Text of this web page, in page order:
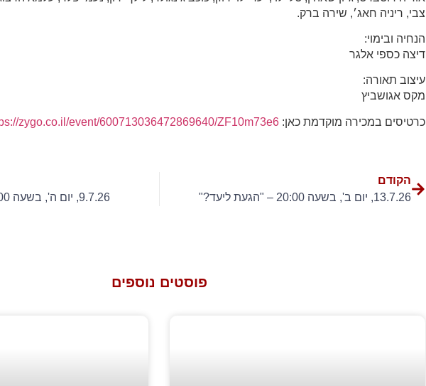
צבי, ריניה חאג׳, שירה ברק.
הנחיה ובימוי:
דיצה כספי אלגר
עיצוב תאורה:
מקס אגושביץ
כרטיסים במכירה מוקדמת כאן: zygo.co.il/event/600713036472869640/ZF10m73e6
הקודם
13.7.26, יום ב', בשעה 20:00 – "הגעת ליעד?"
9.7.26, יום ה', בשעה 20:00 – "שרות אלאל"
פוסטים נוספים